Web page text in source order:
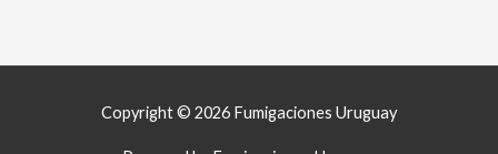
Copyright © 2026 Fumigaciones Uruguay